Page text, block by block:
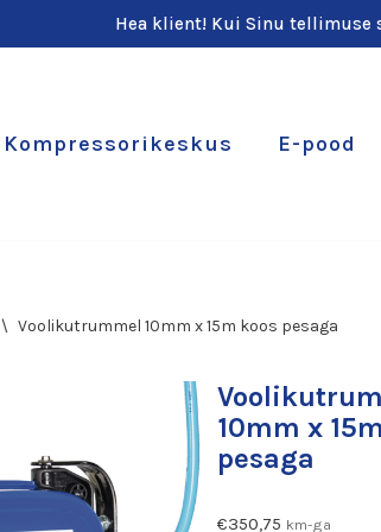
Hea klient! Kui Sinu tellimuse
Kompressorikeskus E-pood
\ Voolikutrummel 10mm x 15m koos pesaga
10mm x
pesaga
€350,75 km-ga